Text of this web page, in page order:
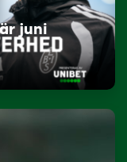
juni